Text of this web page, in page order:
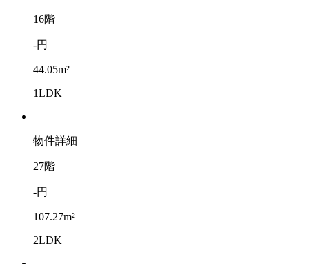
16階
-円
44.05m²
1LDK
物件詳細
27階
-円
107.27m²
2LDK